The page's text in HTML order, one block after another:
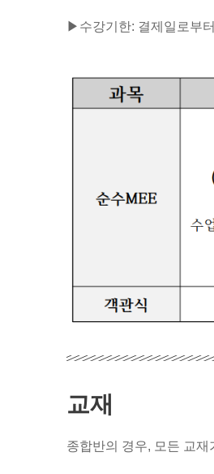
▶수강기한: 결제일로부
교재
종합반의 경우, 모든 교재